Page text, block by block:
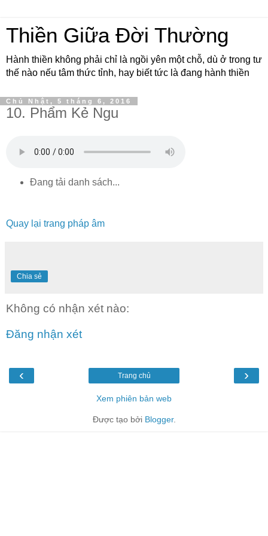
Thiền Giữa Đời Thường
Hành thiền không phải chỉ là ngồi yên một chỗ, dù ở trong tư
thế nào nếu tâm thức tỉnh, hay biết tức là đang hành thiền
Chủ Nhật, 5 tháng 6, 2016
10. Phẩm Kẻ Ngu
Đang tải danh sách...
Quay lại trang pháp âm
Chia sẻ
Không có nhận xét nào:
Đăng nhận xét
‹ ›
Trang chủ
Xem phiên bản web
Được tạo bởi Blogger.